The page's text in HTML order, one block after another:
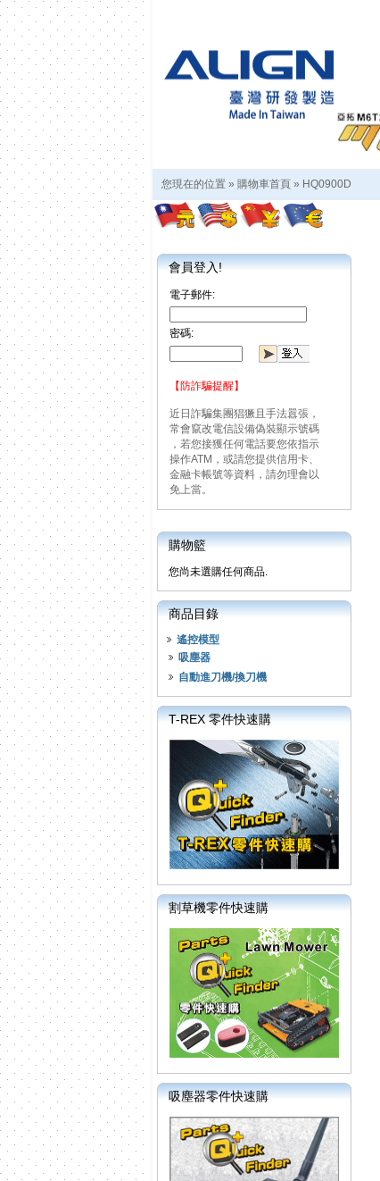
您現在的位置 » 購物車首頁 » HQ0900D
會員登入!
電子郵件:
密碼:
【防詐騙提醒】
近日詐騙集團猖獗且手法囂張，
常會竄改電信設備偽裝顯示號碼
，若您接獲任何電話要您依指示
操作ATM，或請您提供信用卡、
金融卡帳號等資料，請勿理會以
免上當。
購物籃
您尚未選購任何商品.
商品目錄
遙控模型
吸塵器
自動進刀機/換刀機
T-REX 零件快速購
割草機零件快速購
吸塵器零件快速購